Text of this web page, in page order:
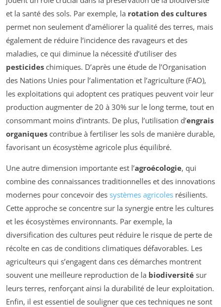
et la santé des sols. Par exemple, la rotation des cultures
permet non seulement d’améliorer la qualité des terres, mais
également de réduire l’incidence des ravageurs et des
maladies, ce qui diminue la nécessité d’utiliser des
pesticides chimiques. D’après une étude de l’Organisation
des Nations Unies pour l’alimentation et l’agriculture (FAO),
les exploitations qui adoptent ces pratiques peuvent voir leur
production augmenter de 20 à 30% sur le long terme, tout en
consommant moins d’intrants. De plus, l’utilisation d’engrais
organiques contribue à fertiliser les sols de manière durable,
favorisant un écosystème agricole plus équilibré.
Une autre dimension importante est l’agroécologie, qui
combine des connaissances traditionnelles et des innovations
modernes pour concevoir des systèmes agricoles résilients.
Cette approche se concentre sur la synergie entre les cultures
et les écosystèmes environnants. Par exemple, la
diversification des cultures peut réduire le risque de perte de
récolte en cas de conditions climatiques défavorables. Les
agriculteurs qui s’engagent dans ces démarches montrent
souvent une meilleure reproduction de la biodiversité sur
leurs terres, renforçant ainsi la durabilité de leur exploitation.
Enfin, il est essentiel de souligner que ces techniques ne sont